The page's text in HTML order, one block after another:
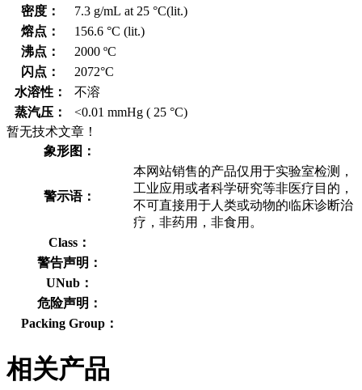
密度：
7.3 g/mL at 25 °C(lit.)
熔点：
156.6 °C (lit.)
沸点：
2000 ºC
闪点：
2072°C
水溶性：
不溶
蒸汽压：
<0.01 mmHg ( 25 °C)
暂无技术文章！
象形图：
警示语：
本网站销售的产品仅用于实验室检测，
工业应用或者科学研究等非医疗目的，
不可直接用于人类或动物的临床诊断治
疗，非药用，非食用。
Class：
警告声明：
UNub：
危险声明：
Packing Group：
相关产品